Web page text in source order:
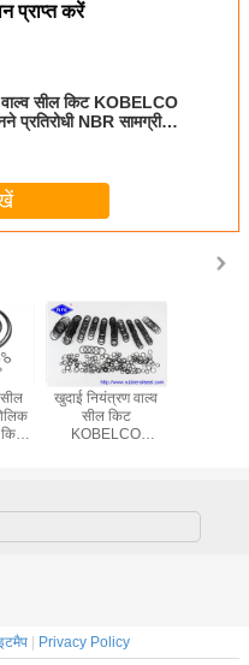
प्राप्त करें
सील किट KOBELCO
प्रतिरोधी NBR सामग्री
खुदाई नियंत्रण वाल्व
सील किट
KOBELCO
|
Privacy Policy